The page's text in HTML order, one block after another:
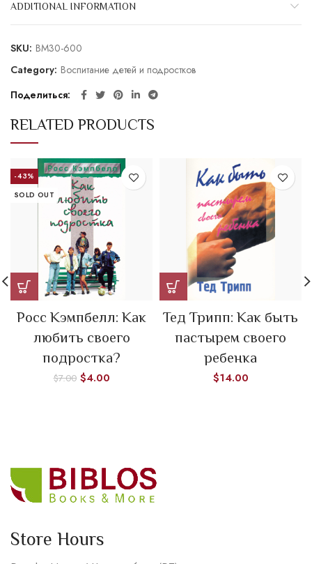
ADDITIONAL INFORMATION
SKU: BM30-600
Category: Воспитание детей и подростков
Поделиться
RELATED PRODUCTS
-43%
SOLD OUT
Росс Кэмпбелл: Как
любить своего
подростка?
$7.00 $4.00
Тед Трипп: Как быть
пастырем своего
ребенка
$14.00
Store Hours